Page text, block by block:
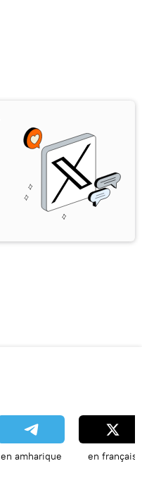
en amharique en français